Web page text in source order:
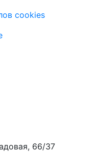
cookies
66/37